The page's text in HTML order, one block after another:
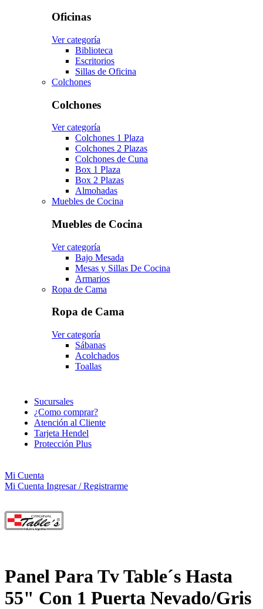
Oficinas
Ver categoría
Biblioteca
Escritorios
Sillas de Oficina
Colchones
Colchones
Ver categoría
Colchones 1 Plaza
Colchones 2 Plazas
Colchones de Cuna
Box 1 Plaza
Box 2 Plazas
Almohadas
Muebles de Cocina
Muebles de Cocina
Ver categoría
Bajo Mesada
Mesas y Sillas De Cocina
Armarios
Ropa de Cama
Ropa de Cama
Ver categoría
Sábanas
Acolchados
Toallas
Sucursales
¿Como comprar?
Atención al Cliente
Tarjeta Hendel
Protección Plus
Mi Cuenta
Mi Cuenta Ingresar / Registrarme
Panel Para Tv Table´s Hasta
55" Con 1 Puerta Nevado/Gris